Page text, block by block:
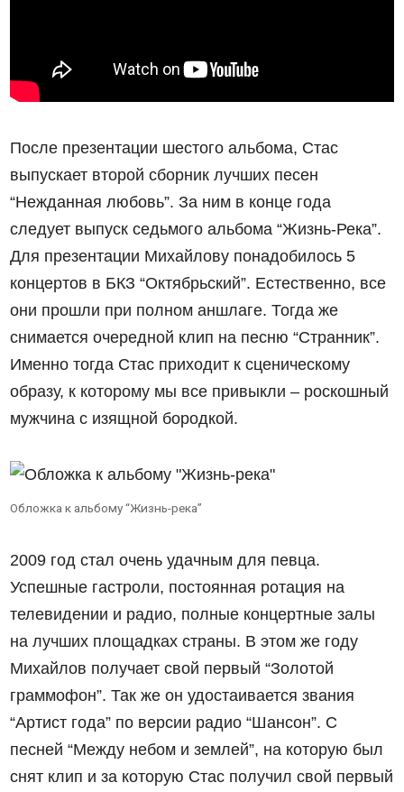
После презентации шестого альбома, Стас
выпускает второй сборник лучших песен
“Нежданная любовь”. За ним в конце года
следует выпуск седьмого альбома “Жизнь-Река”.
Для презентации Михайлову понадобилось 5
концертов в БКЗ “Октябрьский”. Естественно, все
они прошли при полном аншлаге. Тогда же
снимается очередной клип на песню “Странник”.
Именно тогда Стас приходит к сценическому
образу, к которому мы все привыкли – роскошный
мужчина с изящной бородкой.
Обложка к альбому “Жизнь-река”
2009 год стал очень удачным для певца.
Успешные гастроли, постоянная ротация на
телевидении и радио, полные концертные залы
на лучших площадках страны. В этом же году
Михайлов получает свой первый “Золотой
граммофон”. Так же он удостаивается звания
“Артист года” по версии радио “Шансон”. С
песней “Между небом и землей”, на которую был
снят клип и за которую Стас получил свой первый